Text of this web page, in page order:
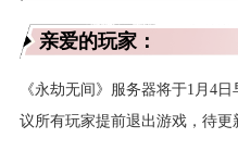
亲爱的玩家：
《永劫无间》服务器将于1月4
议所有玩家提前退出游戏，待更